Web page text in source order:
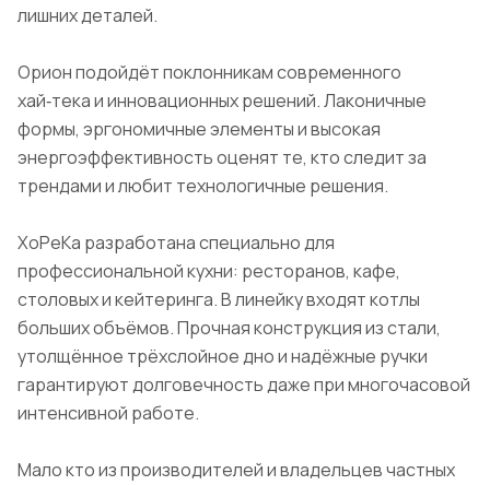
лишних деталей.
Орион подойдёт поклонникам современного
хай‑тека и инновационных решений. Лаконичные
формы, эргономичные элементы и высокая
энергоэффективность оценят те, кто следит за
трендами и любит технологичные решения.
ХоРеКа разработана специально для
профессиональной кухни: ресторанов, кафе,
столовых и кейтеринга. В линейку входят котлы
больших объёмов. Прочная конструкция из стали,
утолщённое трёхслойное дно и надёжные ручки
гарантируют долговечность даже при многочасовой
интенсивной работе.
Мало кто из производителей и владельцев частных